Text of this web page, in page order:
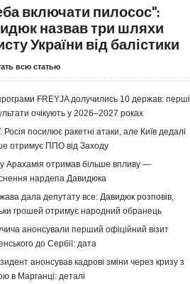
включати пилосос":
назвав три шляхи
України від балістики
всю статью
FREYJA долучились 10 держав: перші
очікують у 2026–2027 роках
Росія посилює ракетні атаки, але Київ дедалі
отримує ППО від Заходу
Арахамія отримав більше впливу —
нардепа Давидюка
дала депутату все: Давидюк розповів,
грошей отримує народний обранець
анонсували перший офіційний візит
до Сербії: дата
анонсував кадрові зміни через кризу з
в Марганці: деталі